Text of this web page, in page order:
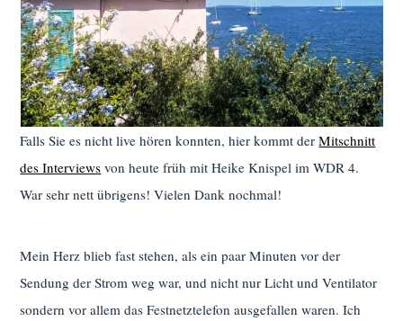
Falls Sie es nicht live hören konnten, hier kommt derMitschnitt
des Interviews von heute früh mit Heike Knispel im WDR 4.
War sehr nett übrigens! Vielen Dank nochmal!
Mein Herz blieb fast stehen, als ein paar Minuten vor der
Sendung der Strom weg war, und nicht nur Licht und Ventilator
sondern vor allem das Festnetztelefon ausgefallen waren. Ich